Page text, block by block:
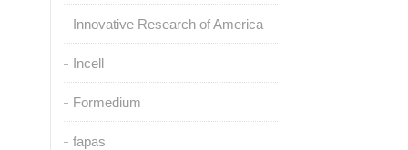
Innovative Research of America
Incell
Formedium
fapas